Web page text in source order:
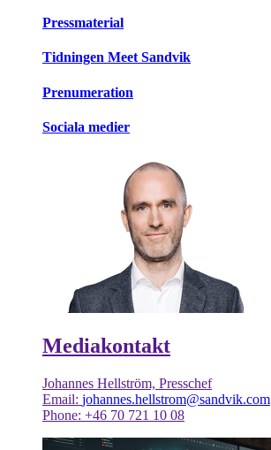
Pressmaterial
Tidningen Meet Sandvik
Prenumeration
Sociala medier
Mediakontakt
Johannes Hellström, Presschef
Email: johannes.hellstrom@sandvik.com
Phone: +46 70 721 10 08